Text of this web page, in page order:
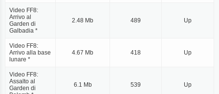
Video FF8:
Arrivo al
Garden di
Galbadia *
2.48 Mb 489 Up
Video FF8:
Arrivo alla base
lunare *
4.67 Mb 418 Up
Video FF8:
Assalto al
Garden di
6.1 Mb 539 Up